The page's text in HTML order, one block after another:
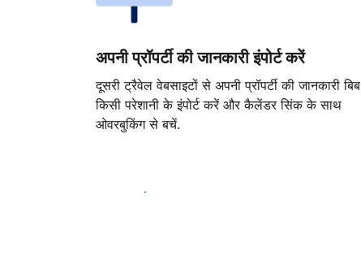
अपनी प्रॉपर्टी की जानकारी इंपोर्ट करें
दूसरी ट्रैवेल वेबसाइटों से अपनी प्रॉपर्टी की जानकारी बिब
किसी परेशानी के इंपोर्ट करें और कैलेंडर सिंक के साथ
ओवरबुकिंग से बचें.
आज ही शुरू करें